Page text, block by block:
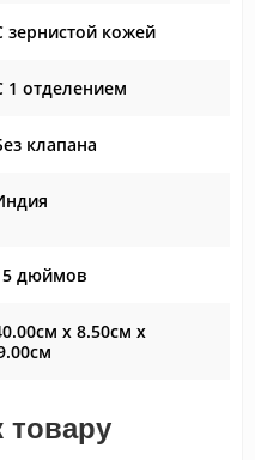
зернистой кожей
1 отделением
клапана
дюймов
x 8.50см x